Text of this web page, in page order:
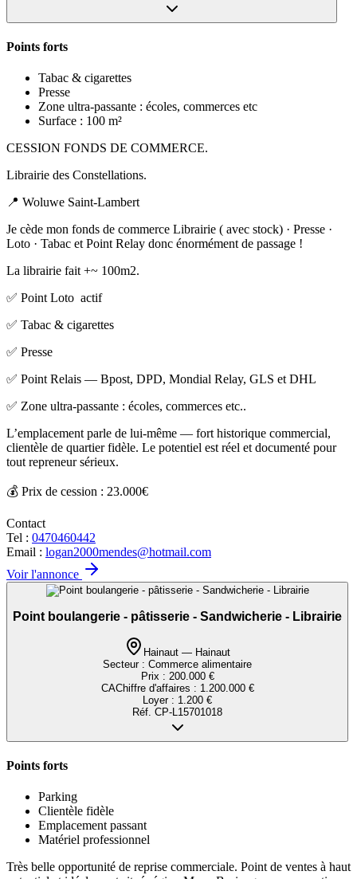
Points forts
Tabac & cigarettes
Presse
Zone ultra-passante : écoles, commerces etc
Surface : 100 m²
CESSION FONDS DE COMMERCE.
Librairie des Constellations.
📍 Woluwe Saint-Lambert
Je cède mon fonds de commerce Librairie ( avec stock) · Presse ·
Loto · Tabac et Point Relay donc énormément de passage !
La librairie fait +~ 100m2.
✅ Point Loto actif
✅ Tabac & cigarettes
✅ Presse
✅ Point Relais — Bpost, DPD, Mondial Relay, GLS et DHL
✅ Zone ultra-passante : écoles, commerces etc..
L’emplacement parle de lui-même — fort historique commercial,
clientèle de quartier fidèle. Le potentiel est réel et documenté pour
tout repreneur sérieux.
💰 Prix de cession : 23.000€
Contact
Tel : 0470460442
Email : logan2000mendes@hotmail.com
Voir l'annonce
Point boulangerie - pâtisserie - Sandwicherie - Librairie
Hainaut — Hainaut
Secteur : Commerce alimentaire
Prix : 200.000 €
CAChiffre d'affaires : 1.200.000 €
Loyer : 1.200 €
Réf. CP-L15701018
Points forts
Parking
Clientèle fidèle
Emplacement passant
Matériel professionnel
Très belle opportunité de reprise commerciale. Point de ventes à haut